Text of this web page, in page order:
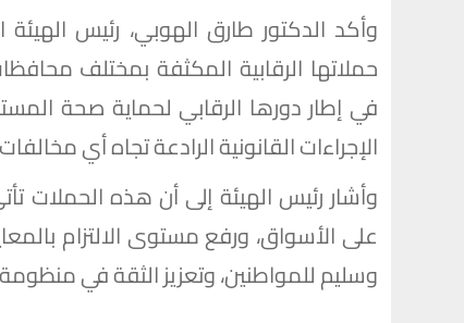
وأكد الدكتور طارق الهوبي، رئيس
حملاتها الرقابية المكثفة بمختلف
في إطار دورها الرقابي لحماية صحة
الإجراءات القانونية الرادعة تجاه أي
وأشار رئيس الهيئة إلى أن هذه الحملات
على الأسواق، ورفع مستوى الالتزام
وسليم للمواطنين، وتعزيز الثقة في